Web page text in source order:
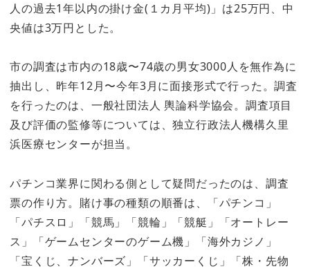
人の過去1年以内の掛け金(１カ月平均)」は25万円、中
央値は3万円とした。
市の調査は市内の18歳〜74歳の男女3000人を無作為に
抽出し、昨年12月〜今年3月に面接形式で行った。調査
を行ったのは、一般社団法人 輿論科学協会。調査項目
及び評価の監修等については、独立行政法人機構久里
浜医療センターが担当。
パチンコ業界に関わる側として疑問だったのは、調査
票の作り方。賭け事の種類の順番は、「パチンコ」
「パチスロ」「競馬」「競輪」「競艇」「オートレー
ス」「ゲームセンターのゲーム機」「海外カジノ」
「宝くじ、ナンバーズ」「サッカーくじ」「株・先物